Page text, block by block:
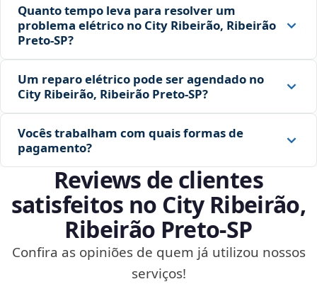
Quanto tempo leva para resolver um
problema elétrico no City Ribeirão, Ribeirão
Preto‑SP?
Um reparo elétrico pode ser agendado no
City Ribeirão, Ribeirão Preto‑SP?
Vocês trabalham com quais formas de
pagamento?
Reviews de clientes
satisfeitos no City Ribeirão,
Ribeirão Preto‑SP
Confira as opiniões de quem já utilizou nossos
serviços!